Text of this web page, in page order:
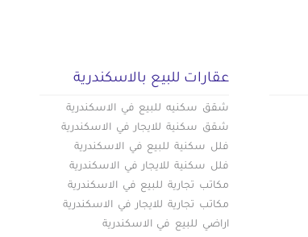
عقارات للبيع بالاسكندرية
شقق سكنيه للبيع في الاسكندرية
شقق سكنية للايجار في الاسكندرية
فلل سكنية للبيع في الاسكندرية
فلل سكنية للايجار في الاسكندرية
مكاتب تجارية للبيع في الاسكندرية
مكاتب تجارية للايجار في الاسكندرية
اراضي للبيع في الاسكندرية